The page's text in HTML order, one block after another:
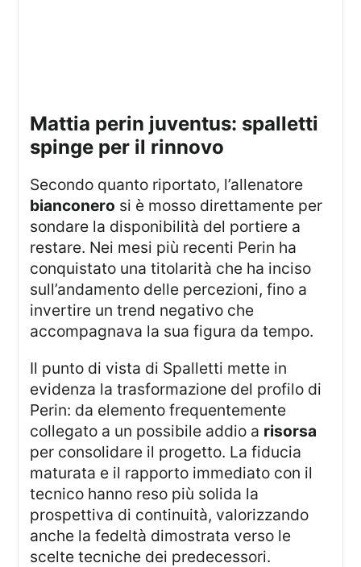
mattia perin juventus: spalletti
spinge per il rinnovo
Secondo quanto riportato, l’allenatore
bianconero si è mosso direttamente per
sondare la disponibilità del portiere a
restare. Nei mesi più recenti Perin ha
conquistato una titolarità che ha inciso
sull’andamento delle percezioni, fino a
invertire un trend negativo che
accompagnava la sua figura da tempo.
Il punto di vista di Spalletti mette in
evidenza la trasformazione del profilo di
Perin: da elemento frequentemente
collegato a un possibile addio a risorsa
per consolidare il progetto. La fiducia
maturata e il rapporto immediato con il
tecnico hanno reso più solida la
prospettiva di continuità, valorizzando
anche la fedeltà dimostrata verso le
scelte tecniche dei predecessori.